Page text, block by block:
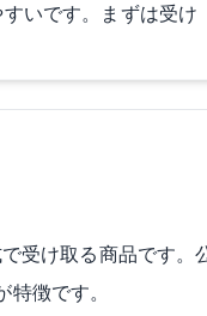
いです。まずは受け
受け取る商品です。
徴です。